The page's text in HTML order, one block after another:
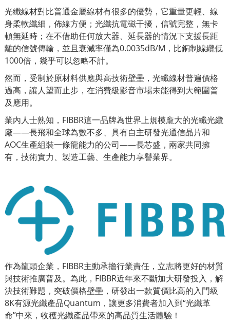
光纖線材對比普通金屬線材有很多的優勢，它重量更輕、線
身柔軟纖細，佈線方便；光纖抗電磁干擾，信號完整，無卡
頓無延時；在不借助任何放大器、延長器的情況下支援長距
離的信號傳輸，並且衰減率僅為0.0035dB/M，比銅制線纜低
1000倍，幾乎可以忽略不計。
然而，受制於原材料供應與高技術壁壘，光纖線材普遍價格
過高，讓人望而止步，在消費級影音市場未能得到大範圍普
及應用。
業內人士熟知，FIBBR這一品牌為世界上規模龐大的光纖光纜
廠——長飛和全球為數不多、具有自主研發光通信晶片和
AOC生產組裝一條龍能力的公司——長芯盛，兩家共同擁
有，技術實力、製造工藝、生產能力享譽業界。
作為龍頭企業，FIBBR主動承擔行業責任，立志將更好的材質
與技術推廣普及。為此，FIBBR近年來不斷加大研發投入，解
決技術難題，突破價格壁壘，研發出一款質價比高的入門級
8K有源光纖產品Quantum，讓更多消費者加入到“光纖革
命”中來，收穫光纖產品帶來的高品質生活體驗！